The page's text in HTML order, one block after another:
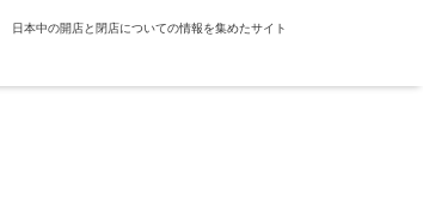
日本中の開店と閉店についての情報を集めたサイト